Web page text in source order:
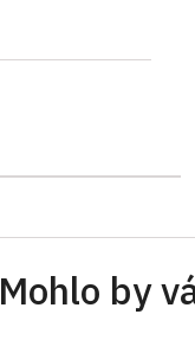
Mohlo by